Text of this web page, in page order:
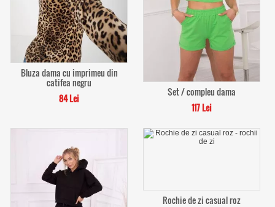
Bluza dama cu imprimeu din
catifea negru
84 Lei
Set / compleu dama
117 Lei
Rochie de zi casual roz